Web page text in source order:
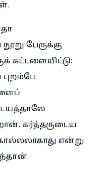
பேருக்கு
கட்டளையிட்டு:
கர்த்தருடைய
என்று